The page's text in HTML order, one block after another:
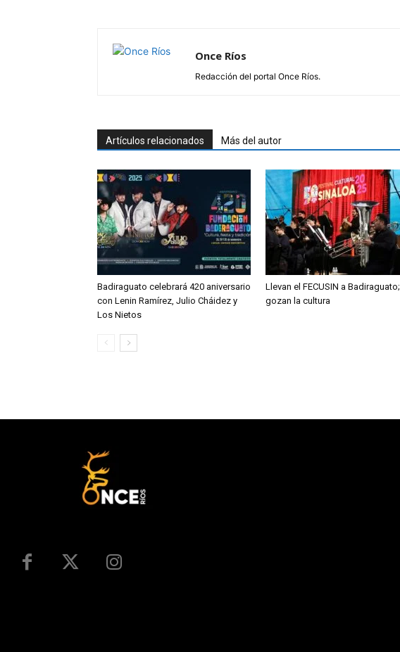
Once Ríos
Redacción del portal Once Ríos.
Artículos relacionados Más del autor
Badiraguato celebrará 420 aniversario
con Lenin Ramírez, Julio Cháidez y
Los Nietos
Llevan el FECUSIN a Badiraguato;
gozan la cultura